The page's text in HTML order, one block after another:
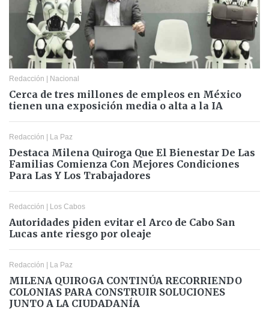
Redacción | Nacional
Cerca de tres millones de empleos en México
tienen una exposición media o alta a la IA
Redacción | La Paz
Destaca Milena Quiroga Que El Bienestar De Las
Familias Comienza Con Mejores Condiciones
Para Las Y Los Trabajadores
Redacción | Los Cabos
Autoridades piden evitar el Arco de Cabo San
Lucas ante riesgo por oleaje
Redacción | La Paz
MILENA QUIROGA CONTINÚA RECORRIENDO
COLONIAS PARA CONSTRUIR SOLUCIONES
JUNTO A LA CIUDADANÍA